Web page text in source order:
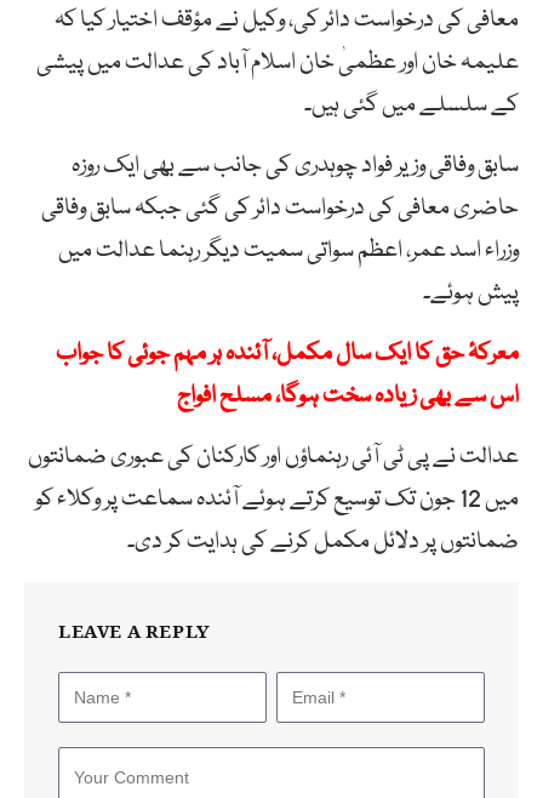
معافی کی درخواست دائر کی، وکیل نے مؤقف اختیار کیا کہ
علیمہ خان اور عظمیٰ خان اسلام آباد کی عدالت میں پیشی
کے سلسلے میں گئی ہیں۔
سابق وفاقی وزیر فواد چوہدری کی جانب سے بھی ایک روزہ
حاضری معافی کی درخواست دائر کی گئی جبکہ سابق وفاقی
وزراء اسد عمر، اعظم سواتی سمیت دیگر رہنما عدالت میں
پیش ہوئے۔
معرکۂ حق کا ایک سال مکمل، آئندہ ہر مہم جوئی کا جواب
اس سے بھی زیادہ سخت ہوگا، مسلح افواج
عدالت نے پی ٹی آئی رہنماؤں اور کارکنان کی عبوری ضمانتوں
میں 12 جون تک توسیع کرتے ہوئے آئندہ سماعت پر وکلاء کو
ضمانتوں پر دلائل مکمل کرنے کی ہدایت کر دی۔
LEAVE A REPLY